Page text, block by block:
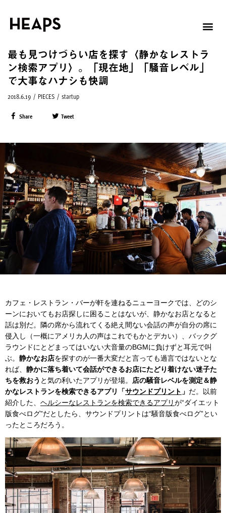
最も見つけづらい店を探す〈静かなレストラ
ン検索アプリ〉。「現在地」「騒音レベル」
で大事なハナシも快調
2018.6.19 / PIECES / startup
Share Tweet
カフェ・レストラン・バーが軒を連ねるニューヨークでは、どのシ
ーンにおいてもお店探しに困ることはないが、静かなお店となると
話は別だ。隣の席から流れてくる絶え間ない会話の声が自分の席に
侵入し（一概にアメリカ人の声はこれでもかとデカい）、バックグ
ラウンドにとどまってはいない大音量のBGMに負けずと耳元で叫
ぶ。 静かなお店を探すのが一番大変だと言っても過言ではないとな
れば、 静かに落ち着いて会話ができるお店にたどり着けない迷子た
ちを救おう と気の利いたアプリが登場。
店の騒音レベルを測定＆静
かなレストランを検索できるアプリ「サウンドプリント 」 だ。以前
紹介した、 ヘルシーなレストランを検索できるアプリが“ダイエット
版食べログ”だとしたら、サウンドプリントは“騒音版食べログ”とい
ったところだろう。